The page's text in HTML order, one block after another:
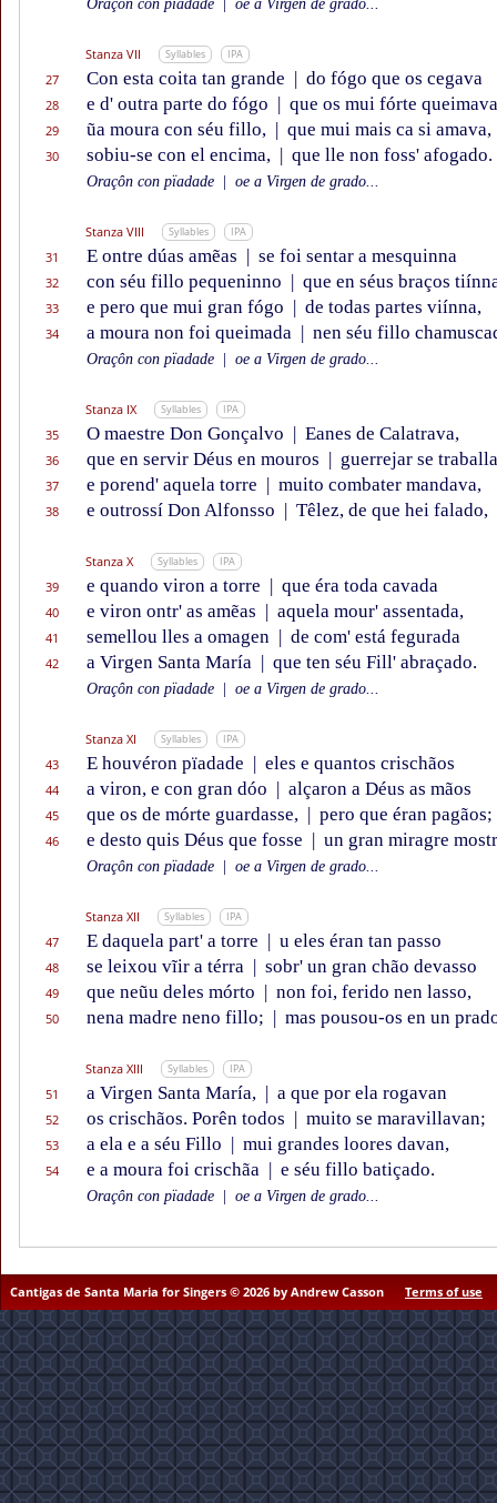
Oraçôn con pïadade oe a Virgen de grado...
Stanza VII Syllables IPA
27 Con esta coita tan grande | do fógo que os cegava
28 e d' outra parte do fógo | que os mui fórte
29 ũa moura con séu fillo, | que mui mais ca si amava,
30 sobiu-se con el encima, | que lle non foss' afogado.
Oraçôn con pïadade oe a Virgen de grado...
Stanza VIII Syllables IPA
31 E ontre dúas amẽas | se foi sentar a mesquinna
32 con séu fillo pequeninno | que en séus braços
33 e pero que mui gran fógo | de todas partes viínna,
34 a moura non foi queimada | nen séu fillo
Oraçôn con pïadade oe a Virgen de grado...
Stanza IX Syllables IPA
35 O maestre Don Gonçalvo | Eanes de Calatrava,
36 que en servir Déus en mouros | guerrejar se
37 e porend' aquela torre | muito combater mandava,
38 e outrossí Don Alfonsso | Têlez, de que hei falado,
Stanza X Syllables IPA
39 e quando viron a torre | que éra toda cavada
40 e viron ontr' as amẽas | aquela mour' assentada,
41 semellou lles a omagen | de com' está fegurada
42 a Virgen Santa María | que ten séu Fill' abraçado.
Oraçôn con pïadade oe a Virgen de grado...
Stanza XI Syllables IPA
43 E houvéron pïadade | eles e quantos crischãos
44 a viron, e con gran dóo | alçaron a Déus as mãos
45 que os de mórte guardasse, | pero que éran pagãos;
46 e desto quis Déus que fosse | un gran miragre
Oraçôn con pïadade oe a Virgen de grado...
Stanza XII Syllables IPA
47 E daquela part' a torre | u eles éran tan passo
48 se leixou vĩir a térra | sobr' un gran chão devasso
49 que neũu deles mórto | non foi, ferido nen lasso,
50 nena madre neno fillo; | mas pousou-os en un
Stanza XIII Syllables IPA
51 a Virgen Santa María, | a que por ela rogavan
52 os crischãos. Porên todos | muito se maravillavan;
53 a ela e a séu Fillo | mui grandes loores davan,
54 e a moura foi crischãa | e séu fillo batiçado.
Oraçôn con pïadade oe a Virgen de grado...
Cantigas de Santa Maria for Singers © 2026 by Andrew Casson Terms of use